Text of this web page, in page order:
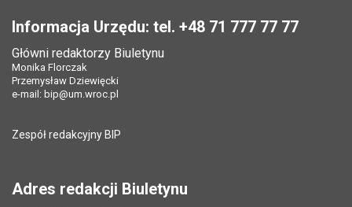
Informacja Urzędu: tel. +48 71 777 77 77
Główni redaktorzy Biuletynu
Monika Florczak
Przemysław Dziewięcki
e-mail: bip@um.wroc.pl
Zespół redakcyjny BIP
Adres redakcji Biuletynu